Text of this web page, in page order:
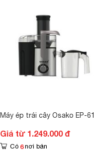
Máy ép trái cây Osako EP-
Giá từ 1.249.000 đ
Có 6 nơi bán